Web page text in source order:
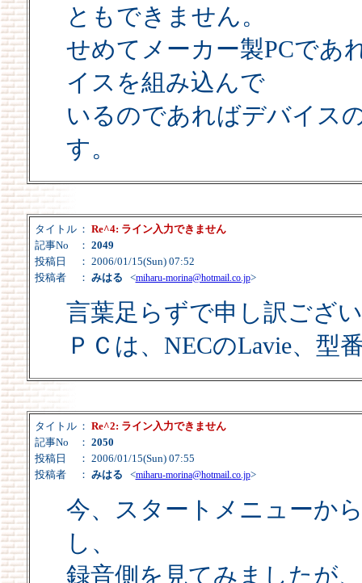
ともできません。
せめてメーカー製PCであ
イスを組み込んで
いるのであればデバイス
す。
タイトル ： Re^4: ライン入力できません
記事No
： 2049
投稿日
： 2006/01/15(Sun) 07:52
投稿者
： みはる <miharu-morina@hotmail.co.jp>
言葉足らずで申し訳ござ
ＰＣは、NECのLavie、型
タイトル ： Re^2: ライン入力できません
記事No
： 2050
投稿日
： 2006/01/15(Sun) 07:55
投稿者
： みはる <miharu-morina@hotmail.co.jp>
今、スタートメニューか
し、
録音側を見てみましたが